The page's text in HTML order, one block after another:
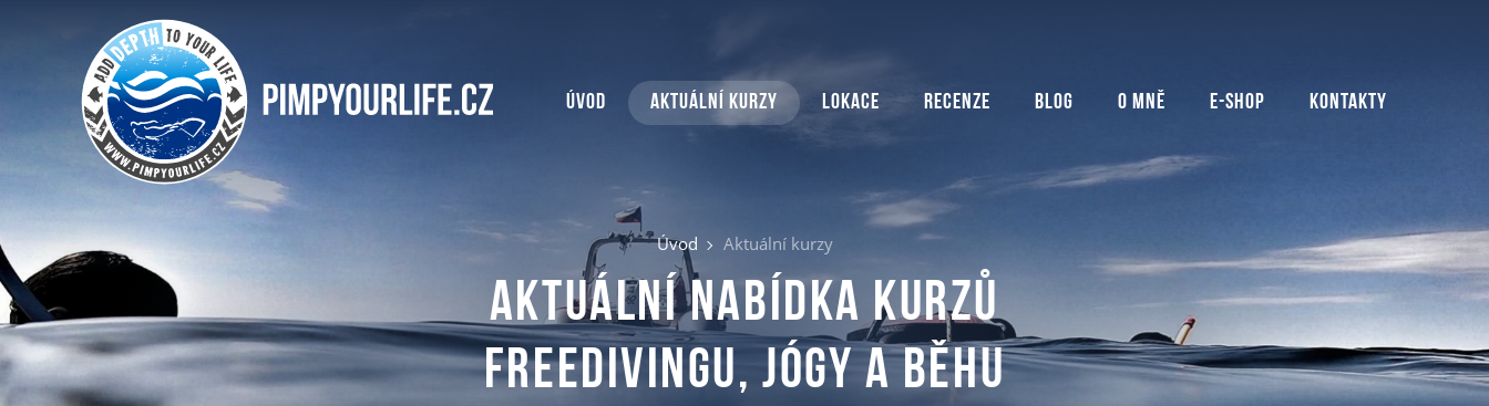
Úvod Aktuální kurzy Lokace Recenze Blog O mně E-shop Kontakty
Úvod Aktuální kurzy
Aktuální nabídka kurzů
freedivingu, jógy a běhu